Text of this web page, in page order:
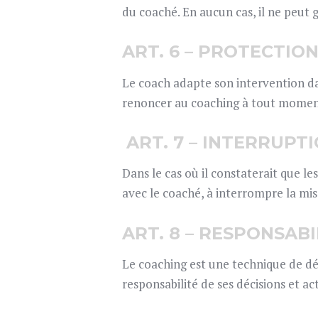
du coaché. En aucun cas, il ne
ART. 6 –
Le coach adapte son intervention
renoncer au coaching à tout
ART. 7 –
Dans le cas où il constaterait que
avec le coaché, à interrompre la
ART. 8 –
Le coaching est une technique de
responsabilité de ses décisions et